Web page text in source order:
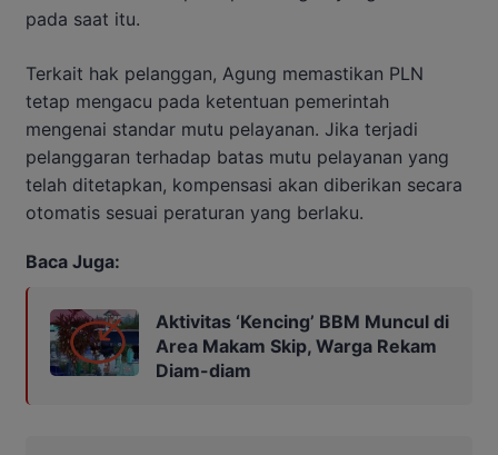
pada saat itu.
Terkait hak pelanggan, Agung memastikan PLN
tetap mengacu pada ketentuan pemerintah
mengenai standar mutu pelayanan. Jika terjadi
pelanggaran terhadap batas mutu pelayanan yang
telah ditetapkan, kompensasi akan diberikan secara
otomatis sesuai peraturan yang berlaku.
Baca Juga:
Aktivitas ‘Kencing’ BBM Muncul di
Area Makam Skip, Warga Rekam
Diam-diam